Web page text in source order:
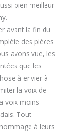
bien meilleur
avant la fin du
des pièces
avons vue, les
que les
à envier à
la voix de
voix moins
Tout
à leurs